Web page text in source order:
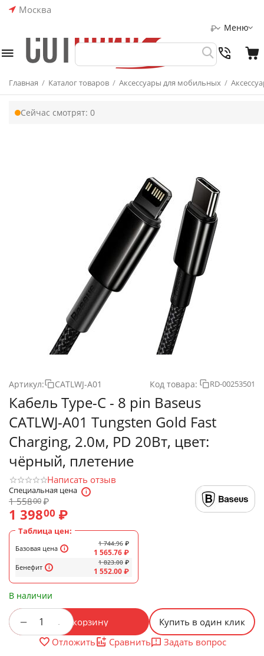
Москва
Меню
₽
Главная / Каталог товаров / Аксессуары для мобильных /
Сейчас смотрят: 0
Артикул: CATLWJ-A01 Код товара: RD-00253501
Кабель Type-C - 8 pin Baseus
CATLWJ-A01 Tungsten Gold Fast
Charging, 2.0м, PD 20Вт, цвет:
чёрный, плетение
Написать отзыв
Специальная цена
1 55800₽
1 39800 ₽
Таблица цен:
Базовая цена
Бенефит
1 744.96 ₽
1 565.76₽
1 823.00 ₽
1 552.00₽
В наличии
+
− В корзину
Купить в один клик
Отложить
Сравнить
Задать вопрос